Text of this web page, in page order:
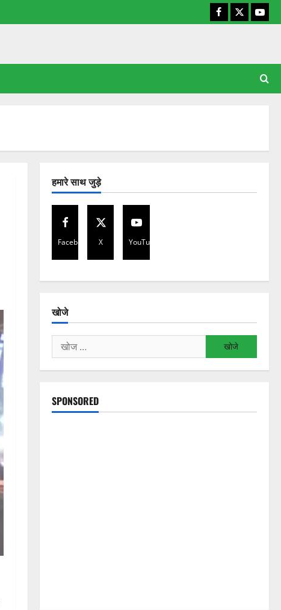
Facebook
X
हमारे साथ जुड़े
Facebook X YouTube
खोजे
निम्न
को
खोजें:
SPONSORED